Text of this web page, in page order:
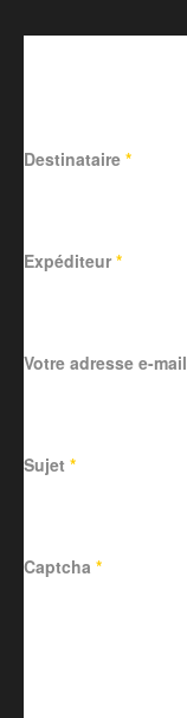
Destinataire *
Expéditeur *
Votre adresse e-mail
Sujet *
Captcha *